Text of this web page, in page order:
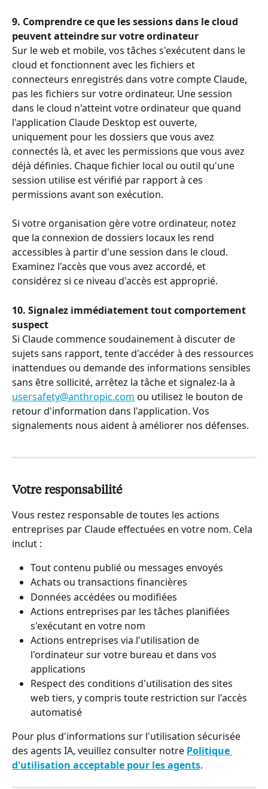
9. Comprendre ce que les sessionsdans le cloud
peuvent atteindre sur votre ordinateur
Sur le web et mobile, vos tâches s'exécutent dans le
cloud et fonctionnent avec les fichiers et
connecteurs enregistrés dans votre compte Claude,
pas les fichiers sur votre ordinateur. Une session
dans le cloud n'atteint votre ordinateur que quand
l'application Claude Desktop est ouverte,
uniquement pour les dossiers que vous avez
connectés là, et avec les permissions que vous avez
déjà définies. Chaque fichier local ou outil qu'une
session utilise est vérifié par rapport à ces
permissions avant son exécution.
Si votre organisation gère votre ordinateur, notez
que la connexion de dossiers locaux les rend
accessibles à partir d'une session dans le cloud.
Examinez l'accès que vous avez accordé, et
considérez si ce niveau d'accès est approprié.
10. Signalez immédiatement tout comportement
suspect
Si Claude commence soudainement à discuter de
sujets sans rapport, tente d'accéder à des ressources
inattendues ou demande des informations sensibles
sans être sollicité, arrêtez la tâche et signalez-la à
usersafety@anthropic.com ou utilisez le bouton de
retour d'information dans l'application. Vos
signalements nous aident à améliorer nos défenses.
Votre responsabilité
Vous restez responsable de toutes les actions
entreprises par Claude effectuées en votre nom. Cela
inclut :
Tout contenu publié ou messages envoyés
Achats ou transactions financières
Données accédées ou modifiées
Actions entreprises par les tâches planifiées
s'exécutant en votre nom
Actions entreprises via l'utilisation de
l'ordinateur sur votre bureau et dans vos
applications
Respect des conditions d'utilisation des sites
web tiers, y compris toute restriction sur l'accès
automatisé
Pour plus d'informations sur l'utilisation sécurisée
des agents IA, veuillez consulter notre Politique
d'utilisation acceptable pour les agents.